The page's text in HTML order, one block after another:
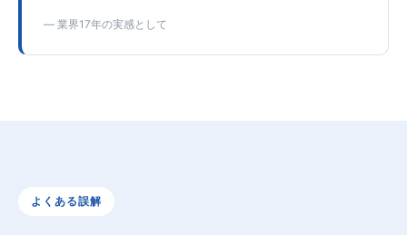
— 業界17年の実感として
よくある誤解